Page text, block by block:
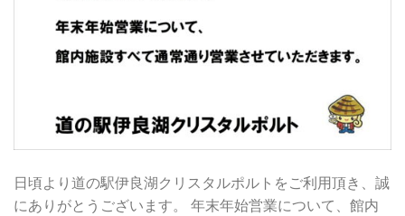
日頃より道の駅伊良湖クリスタルポルトをご利用頂き、誠
にありがとうございます。 年末年始営業について、館内